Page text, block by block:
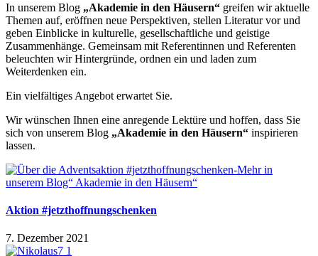
In unserem Blog „Akademie in den Häusern“ greifen wir aktuelle
Themen auf, eröffnen neue Perspektiven, stellen Literatur vor und
geben Einblicke in kulturelle, gesellschaftliche und geistige
Zusammenhänge. Gemeinsam mit Referentinnen und Referenten
beleuchten wir Hintergründe, ordnen ein und laden zum
Weiterdenken ein.
Ein vielfältiges Angebot erwartet Sie.
Wir wünschen Ihnen eine anregende Lektüre und hoffen, dass Sie
sich von unserem Blog „Akademie in den Häusern“ inspirieren
lassen.
Aktion #jetzthoffnungschenken
7. Dezember 2021